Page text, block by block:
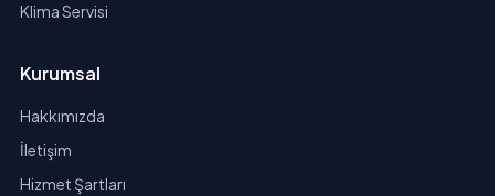
Klima Servisi
Kurumsal
Hakkımızda
İletişim
Hizmet Şartları